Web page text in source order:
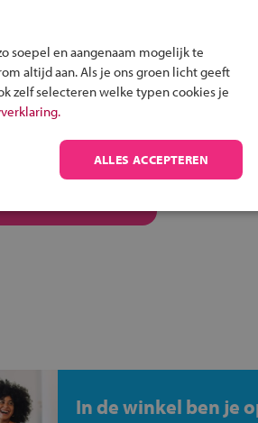
aan te melden bij
In de winkel ben je
soepel en aangenaam mogelijk te
altijd aan. Als je ons groen licht geeft
zelf selecteren welke typen cookies je
ALLES ACCEPTEREN